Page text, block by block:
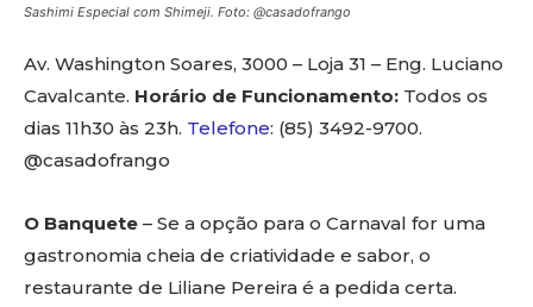
Sashimi Especial com Shimeji. Foto: @casadofrango
Av. Washington Soares, 3000 – Loja 31 – Eng. Luciano
Cavalcante. Horário de Funcionamento: Todos os
dias 11h30 às 23h. Telefone: (85) 3492-9700.
@casadofrango
O Banquete – Se a opção para o Carnaval for uma
gastronomia cheia de criatividade e sabor, o
restaurante de Liliane Pereira é a pedida certa.